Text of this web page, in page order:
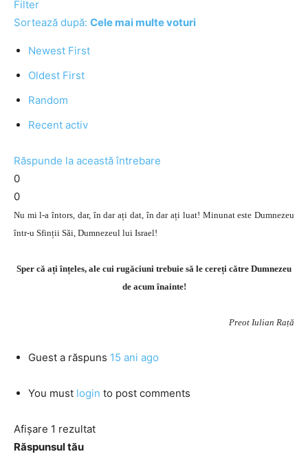
Filter
Sortează după: Cele mai multe voturi
Newest First
Oldest First
Random
Recent activ
Răspunde la această întrebare
0
0
Nu mi l-a întors, dar, în dar ați dat, în dar ați luat! Minunat este Dumnezeu
într-u Sfinții Săi, Dumnezeul lui Israel!
Sper că ați înțeles, ale cui rugăciuni trebuie să le cereți către Dumnezeu
de acum înainte!
Preot Iulian Rață
Guest a răspuns 15 ani ago
You must login to post comments
Afișare 1 rezultat
Răspunsul tău